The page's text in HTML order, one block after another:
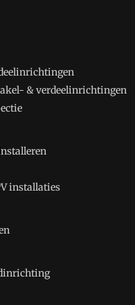
& verdeelinrichtingen
installaties